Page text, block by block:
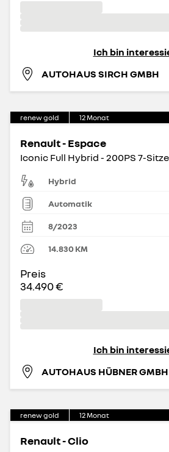
Ich bin
AUTOHAUS SIRCH GMBH
renew gold 12Monat
Renault - Espace
Iconic Full Hybrid - 200PS 7-Sitze
Hybrid
Automatik
8/2023
14.830KM
Preis
34.490 €
Ich bin
AUTOHAUS HÜBNER
renew gold 12Monat
Renault - Clio